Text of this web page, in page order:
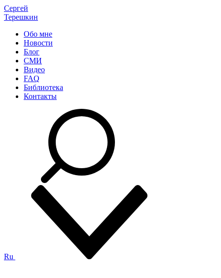
Сергей
Терешкин
Обо мне
Новости
Блог
СМИ
Видео
FAQ
Библиотека
Контакты
Ru